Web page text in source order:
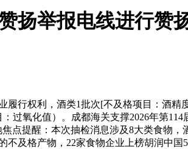
扬举报电线进行赞
行权利，酒类1批次[不及格项目：酒精
过氧化值）。成都海关支撑2026年第
点提醒：本次抽检消息涉及8大类食物
不及格产物，22家食物企业上榜胡润中